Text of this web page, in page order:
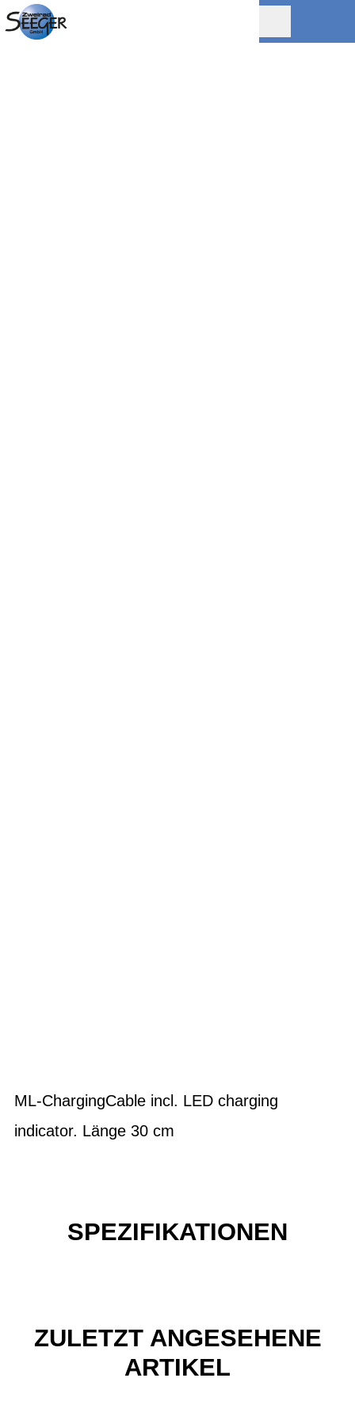
ML-ChargingCable incl. LED charging
indicator. Länge 30 cm
SPEZIFIKATIONEN
ZULETZT ANGESEHENE
ARTIKEL